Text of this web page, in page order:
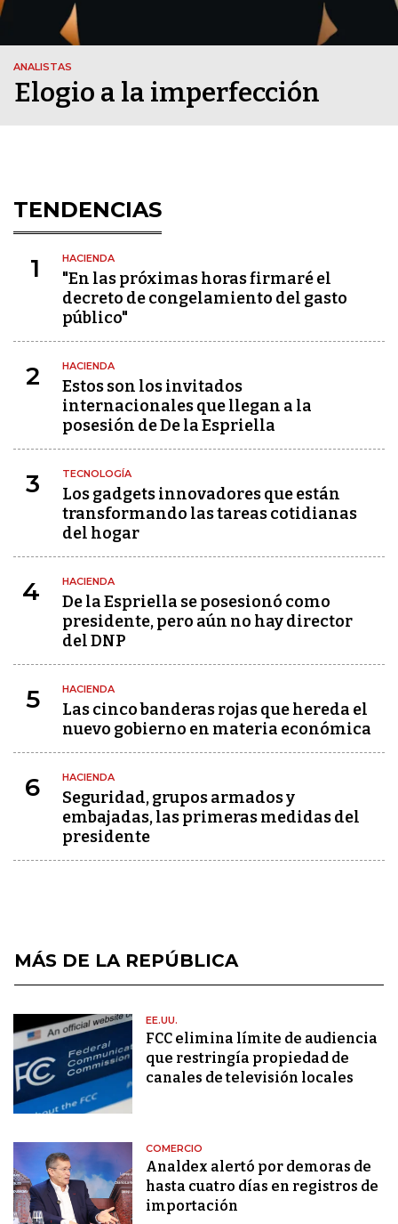
ANALISTAS
Elogio a la imperfección
TENDENCIAS
1 HACIENDA
"En las próximas horas firmaré el
decreto de congelamiento del gasto
público"
2 HACIENDA
Estos son los invitados
internacionales que llegan a la
posesión de De la Espriella
3 TECNOLOGÍA
Los gadgets innovadores que están
transformando las tareas cotidianas
del hogar
4 HACIENDA
De la Espriella se posesionó como
presidente, pero aún no hay director
del DNP
5 HACIENDA
Las cinco banderas rojas que hereda el
nuevo gobierno en materia económica
6 HACIENDA
Seguridad, grupos armados y
embajadas, las primeras medidas del
presidente
MÁS DE LA REPÚBLICA
EE.UU.
FCC elimina límite de audiencia
que restringía propiedad de
canales de televisión locales
COMERCIO
Analdex alertó por demoras de
hasta cuatro días en registros de
importación